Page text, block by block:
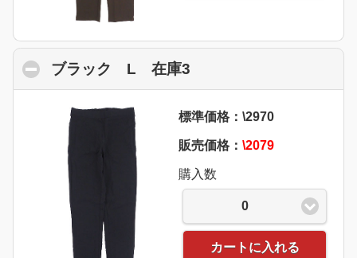
ブラック L 在庫3
標準価格：\2970
販売価格： \2079
購入数
0
カートに入れる